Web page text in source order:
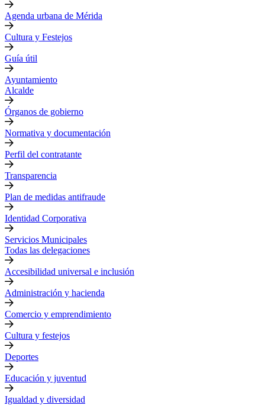
Agenda urbana de Mérida
Cultura y Festejos
Guía útil
Ayuntamiento
Alcalde
Órganos de gobierno
Normativa y documentación
Perfil del contratante
Transparencia
Plan de medidas antifraude
Identidad Corporativa
Servicios Municipales
Todas las delegaciones
Accesibilidad universal e inclusión
Administración y hacienda
Comercio y emprendimiento
Cultura y festejos
Deportes
Educación y juventud
Igualdad y diversidad